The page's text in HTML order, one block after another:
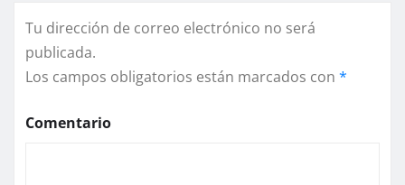
Tu dirección de correo electrónico no será
publicada.
Los campos obligatorios están marcados con *
Comentario